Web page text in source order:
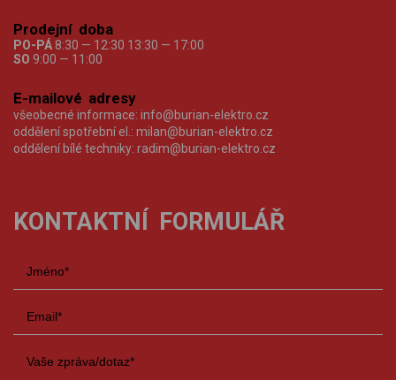
Prodejní doba
PO-PÁ 8:30 — 12:30 13:30 — 17:00
SO 9:00 — 11:00
E-mailové adresy
všeobecné informace: info@burian-elektro.cz
oddělení spotřební el.: milan@burian-elektro.cz
oddělení bílé techniky: radim@burian-elektro.cz
KONTAKTNÍ FORMULÁŘ